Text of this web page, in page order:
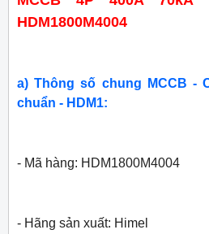
HDM1800M4004
a) Thông số chung MCCB -
chuẩn - HDM1:
- Mã hàng: HDM1800M4004
- Hãng sản xuất: Himel